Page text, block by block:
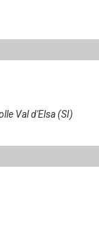
Val d'Elsa (SI)